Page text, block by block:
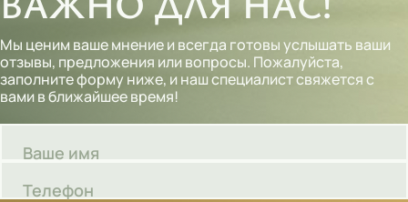
Мы ценим ваше мнение и всегда готовы услышать ваши
отзывы, предложения или вопросы. Пожалуйста,
заполните форму ниже, и наш специалист свяжется с
вами в ближайшее время!
Ваше имя
Телефон